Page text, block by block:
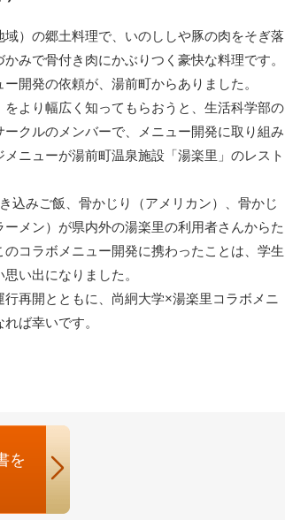
域）の郷土料理で、いのししや豚の肉をそぎ落
みで骨付き肉にかぶりつく豪快な料理です。
開発の依頼が、湯前町からありました。
より幅広く知ってもらおうと、生活科学部の
クルのメンバーで、メニュー開発に取り組み
ニューが湯前町温泉施設「湯楽里」のレスト
込みご飯、骨かじり（アメリカン）、骨かじ
メン）が県内外の湯楽里の利用者さんからた
コラボメニュー開発に携わったことは、学生
い出になりました。
再開とともに、尚絅大学×湯楽里コラボメニ
ば幸いです。
を